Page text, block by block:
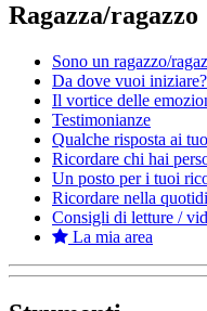
Ragazza/ragazzo
Sono un ragazzo/
Da dove vuoi iniziare?
Il vortice delle
Testimonianze
Qualche risposta ai
Ricordare chi hai
Un posto per i tuoi
Ricordare nella
Consigli di letture /
La mia area